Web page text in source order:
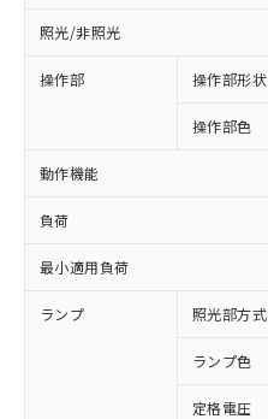
照光/非照光
操作部 操作部形状
操作部色
動作機能
負荷
最小適用負荷
ランプ 照光部方式
ランプ色
定格電圧